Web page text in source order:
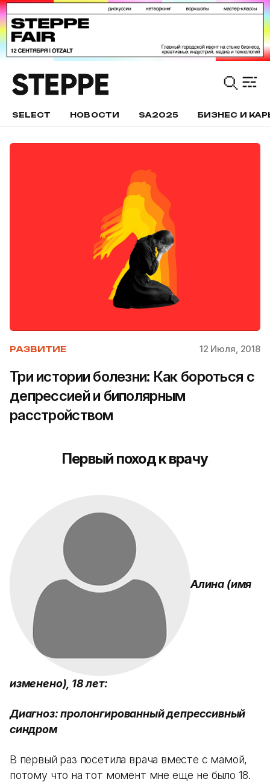
SELECT НОВОСТИ SA2025 БИЗНЕС И
РАЗВИТИЕ 12 Июля, 2018
Три истории болезни: Как бороться с
депрессией и биполярным
расстройством
Первый поход к врачу
Алина (имя
изменено), 18 лет:
Диагноз: пролонгированный депрессивный
синдром
В первый раз посетила врача вместе с мамой,
потому что на тот момент мне еще не было 18.